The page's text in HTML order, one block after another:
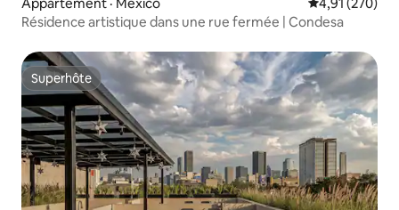
Résidence artistique dans une rue fermée | Condesa
Superhôte
Superhôte